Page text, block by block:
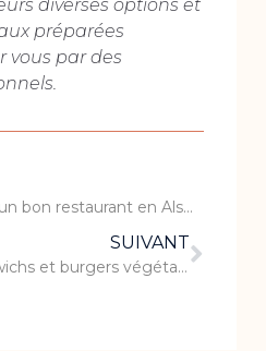
diverses options et
préparées
vous par des
Comment trouver un bon restaurant en Alsace ?
SUIVANT
3 recettes de sandwichs et burgers végétariens super facile à faire